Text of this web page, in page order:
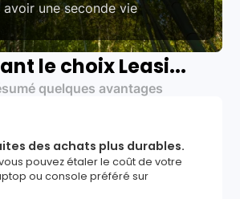
une seconde vie
le choix Leasi...
quelques avantages
des achats plus durables.
pouvez étaler le coût de votre
ou console préféré sur